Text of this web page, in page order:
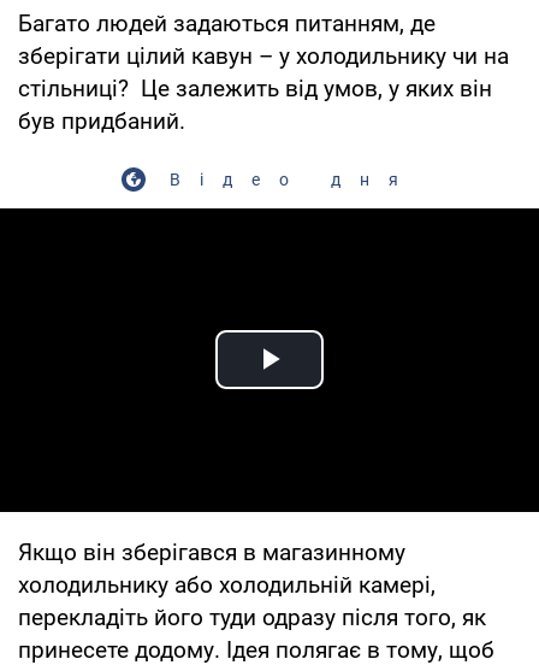
Багато людей задаються питанням, де
зберігати цілий кавун – у холодильнику чи на
стільниці? Це залежить від умов, у яких він
був придбаний.
Відео дня
Play Video
Якщо він зберігався в магазинному
холодильнику або холодильній камері,
перекладіть його туди одразу після того, як
принесете додому. Ідея полягає в тому, щоб